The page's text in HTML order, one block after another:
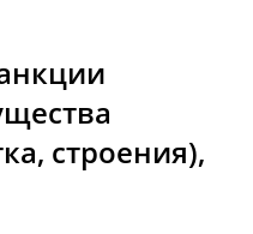
строения),